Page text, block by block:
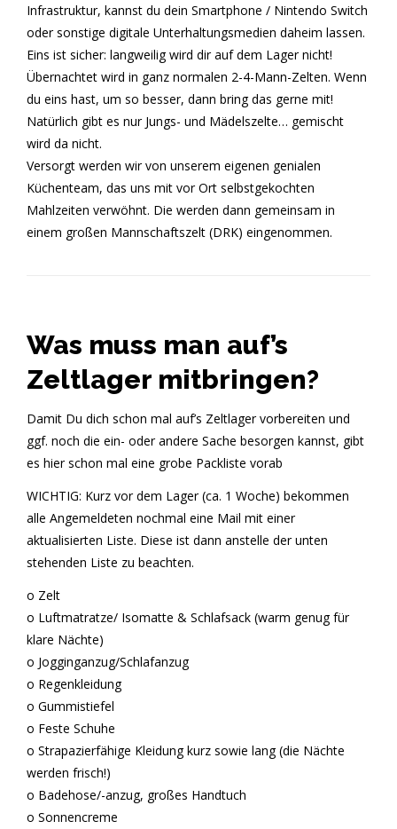
Infrastruktur, kannst du dein Smartphone / Nintendo Switch
oder sonstige digitale Unterhaltungsmedien daheim lassen.
Eins ist sicher: langweilig wird dir auf dem Lager nicht!
Übernachtet wird in ganz normalen 2-4-Mann-Zelten. Wenn
du eins hast, um so besser, dann bring das gerne mit!
Natürlich gibt es nur Jungs- und Mädelszelte… gemischt
wird da nicht.
Versorgt werden wir von unserem eigenen genialen
Küchenteam, das uns mit vor Ort selbstgekochten
Mahlzeiten verwöhnt. Die werden dann gemeinsam in
einem großen Mannschaftszelt (DRK) eingenommen.
Was muss man auf’s
Zeltlager mitbringen?
Damit Du dich schon mal auf’s Zeltlager vorbereiten und
ggf. noch die ein- oder andere Sache besorgen kannst, gibt
es hier schon mal eine grobe Packliste vorab
WICHTIG: Kurz vor dem Lager (ca. 1 Woche) bekommen
alle Angemeldeten nochmal eine Mail mit einer
aktualisierten Liste. Diese ist dann anstelle der unten
stehenden Liste zu beachten.
o Zelt
o Luftmatratze/ Isomatte & Schlafsack (warm genug für
klare Nächte)
o Jogginganzug/Schlafanzug
o Regenkleidung
o Gummistiefel
o Feste Schuhe
o Strapazierfähige Kleidung kurz sowie lang (die Nächte
werden frisch!)
o Badehose/-anzug, großes Handtuch
o Sonnencreme